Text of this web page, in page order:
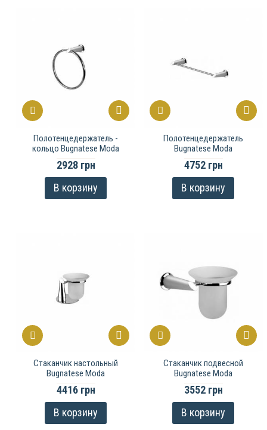
Полотенцедержатель -
кольцо Bugnatese Moda
2928 грн
В корзину
Полотенцедержатель
Bugnatese Moda
4752 грн
В корзину
Стаканчик настольный
Bugnatese Moda
4416 грн
В корзину
Стаканчик подвесной
Bugnatese Moda
3552 грн
В корзину